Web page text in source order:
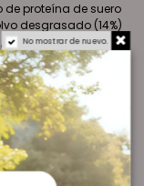
proteína de suero
desgrasado (14%)
almidon modificado
de lino en polvo
magnésico,
C), acetato de
B3), acetato
(vitamina B5),
(vitamina B2),
(vitamina D),
No mostrar de nuevo.